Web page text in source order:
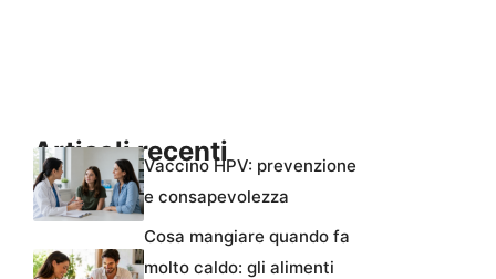
Articoli recentiVaccino HPV: prevenzione
e consapevolezza
Cosa mangiare quando fa
molto caldo: gli alimenti